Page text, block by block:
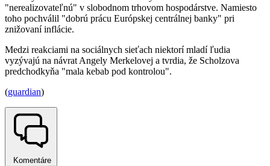
"nerealizovateľnú" v slobodnom trhovom hospodárstve. Namiesto
toho pochválil "dobrú prácu Európskej centrálnej banky" pri
znižovaní inflácie.
Medzi reakciami na sociálnych sieťach niektorí mladí ľudia
vyzývajú na návrat Angely Merkelovej a tvrdia, že Scholzova
predchodkyňa "mala kebab pod kontrolou".
(guardian)
Komentáre